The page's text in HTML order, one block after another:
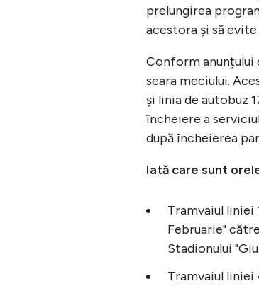
prelungirea
acestora și să
Conform
seara meciului.
și linia de autobuz
încheiere a
după încheierea
Iată care sunt
Tramvaiul liniei
Februarie"
Stadionului
Tramvaiul liniei